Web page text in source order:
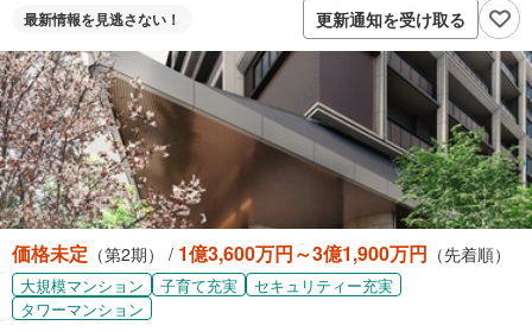
最新情報を見逃さない！ 更新通知を受け取る
価格未定 （第2期） / 1億3,600万円～3億1,900万円 （先着順）
大規模マンション 子育て充実
セキュリティー充実
タワーマンション